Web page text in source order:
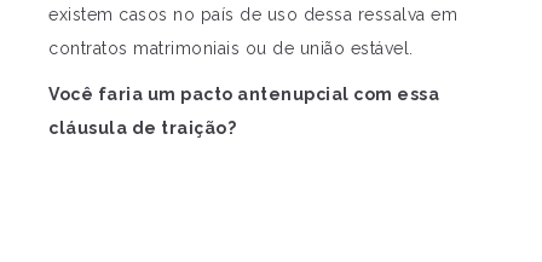
existem casos no país de uso dessa ressalva em
contratos matrimoniais ou de união estável.
Você faria um pacto antenupcial com essa
cláusula de traição?